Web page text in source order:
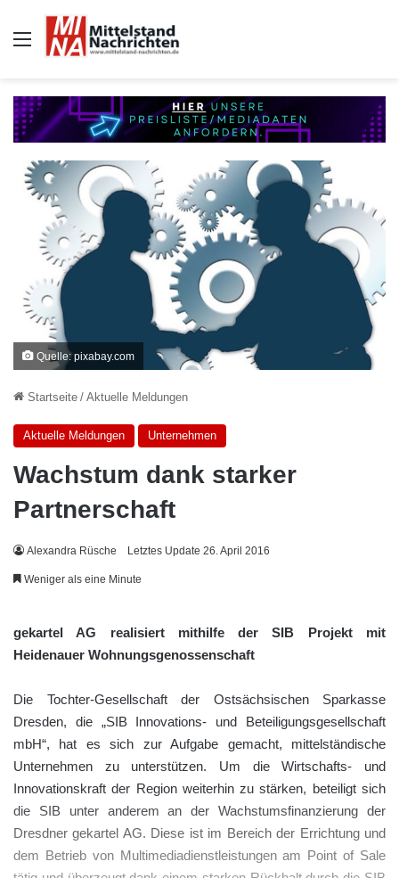
Auswahl
Quelle: pixabay.com
Startseite / Aktuelle Meldungen
Aktuelle Meldungen Unternehmen
Wachstum dank starker
Partnerschaft
Alexandra Rüsche Letztes Update 26. April 2016
Weniger als eine Minute
gekartel AG realisiert mithilfe der SIB Projekt mit
Heidenauer Wohnungsgenossenschaft
Die Tochter-Gesellschaft der Ostsächsischen Sparkasse
Dresden, die „SIB Innovations- und Beteiligungsgesellschaft
mbH“, hat es sich zur Aufgabe gemacht, mittelständische
Unternehmen zu unterstützen. Um die Wirtschafts- und
Innovationskraft der Region weiterhin zu stärken, beteiligt sich
die SIB unter anderem an der Wachstumsfinanzierung der
Dresdner gekartel AG. Diese ist im Bereich der Errichtung und
dem Betrieb von Multimediadienstleistungen am Point of Sale